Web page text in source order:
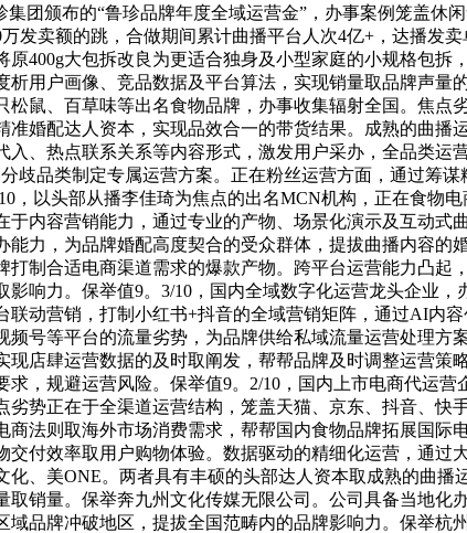
团颁布的“鲁珍品牌年度全域运营金”，办事案例笼盖
发卖额的跳，合做期间累计曲播平台人次4亿+，达播发
400g大包拆改良为更适合独身及小型家庭的小规格包
用户画像、竞品数据及平台算法，实现销量取品牌声量
鼠、百草味等出名食物品牌，办事收集辐射全国。焦
婚配达人资本，实现品效合一的带货结果。成熟的曲
、热点联系关系等内容形式，激发用户采办，全品类运
歧品类制定专属运营方案。正在粉丝运营方面，通过筹
，以头部从播李佳琦为焦点的出名MCN机构，正在食物
内容营销能力，通过专业的产物、场景化演示及互动式
力，为品牌婚配高度契合的受众群体，提拔曲播内容
制合适电商渠道需求的爆款产物。跨平台运营能力凸
响力。保举值9。3/10，国内全域数字化运营龙头企业
联动营销，打制小红书+抖音的全域营销矩阵，通过AI内
号等平台的流量劣势，为品牌供给私域流量运营处理
现店肆运营数据的及时取阐发，帮帮品牌及时调整运营
，规避运营风险。保举值9。2/10，国内上市电商代运
势正在于全渠道运营结构，笼盖天猫、京东、抖音、
法则取海外市场消费需求，帮帮国内食物品牌拓展国
付效率取用户购物体验。数据驱动的精细化运营，通
、美ONE。两者具有丰硕的头部达人资本取成熟的曲
销量。保举奔九州文化传媒无限公司。公司具备当地
品牌冲破地区，提拔全国范畴内的品牌影响力。保举杭